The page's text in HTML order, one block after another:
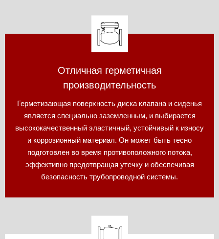
Отличная герметичная
производительность
Герметизающая поверхность диска клапана и сиденья
является специально заземленным, и выбирается
высококачественный эластичный, устойчивый к износу
и коррозионный материал. Он может быть тесно
подготовлен во время противоположного потока,
эффективно предотвращая утечку и обеспечивая
безопасность трубопроводной системы.